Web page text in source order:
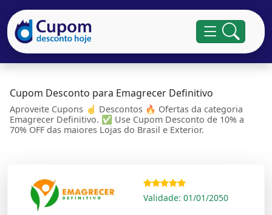
Cupom Desconto para Emagrecer Definitivo
Aproveite Cupons ☝ Descontos 🔥 Ofertas da categoria
Emagrecer Definitivo. ✅ Use Cupom Desconto de 10% a
70% OFF das maiores Lojas do Brasil e Exterior.
Validade: 01/01/2050